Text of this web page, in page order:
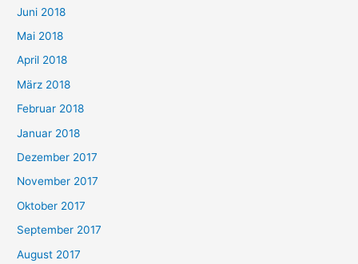
Juni 2018
Mai 2018
April 2018
März 2018
Februar 2018
Januar 2018
Dezember 2017
November 2017
Oktober 2017
September 2017
August 2017